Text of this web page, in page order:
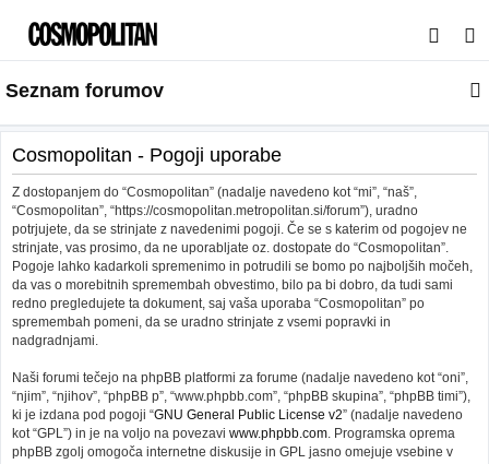
s
a
j
Seznam forumov
Cosmopolitan - Pogoji uporabe
Z dostopanjem do “Cosmopolitan” (nadalje navedeno kot “mi”, “naš”,
“Cosmopolitan”, “https://cosmopolitan.metropolitan.si/forum”), uradno
potrjujete, da se strinjate z navedenimi pogoji. Če se s katerim od pogojev ne
strinjate, vas prosimo, da ne uporabljate oz. dostopate do “Cosmopolitan”.
Pogoje lahko kadarkoli spremenimo in potrudili se bomo po najboljših močeh,
da vas o morebitnih spremembah obvestimo, bilo pa bi dobro, da tudi sami
redno pregledujete ta dokument, saj vaša uporaba “Cosmopolitan” po
spremembah pomeni, da se uradno strinjate z vsemi popravki in
nadgradnjami.
Naši forumi tečejo na phpBB platformi za forume (nadalje navedeno kot “oni”,
“njim”, “njihov”, “phpBB p”, “www.phpbb.com”, “phpBB skupina”, “phpBB timi”),
ki je izdana pod pogoji “GNU General Public License v2” (nadalje navedeno
kot “GPL”) in je na voljo na povezavi www.phpbb.com. Programska oprema
phpBB zgolj omogoča internetne diskusije in GPL jasno omejuje vsebine v